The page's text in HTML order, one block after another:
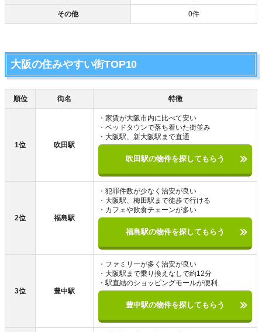
その他 0件
大阪の住みやすい街TOP10
順位 街名 特徴
1位 吹田駅
・家賃が大阪市内に比べて安い
・ベッドタウンで落ち着いた街並み
・大阪駅、新大阪駅まで直通
吹田駅の物件を探してもらう
2位 福島駅
・犯罪件数が少なく治安が良い
・大阪駅、梅田駅まで徒歩で行ける
・カフェや飲食チェーンが多い
福島駅の物件を探してもらう
3位 豊中駅
・ファミリーが多く治安が良い
・大阪駅まで乗り換えなしで約12分
・駅直結のショッピングモールが便利
豊中駅の物件を探してもらう